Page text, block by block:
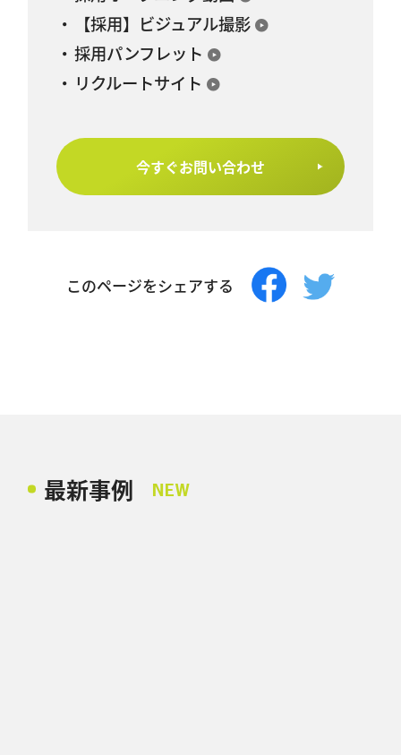
【採用】ビジュアル撮影
採用パンフレット
リクルートサイト
今すぐお問い合わせ
このページをシェアする
最新事例 NEW